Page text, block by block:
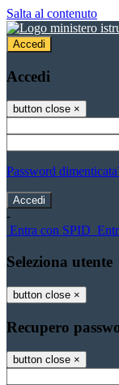
Salta al contenuto
Accedi
Accedi
button close ×
Password
-
Entra con SPID
Seleziona utente
button close ×
Recupero
button close ×